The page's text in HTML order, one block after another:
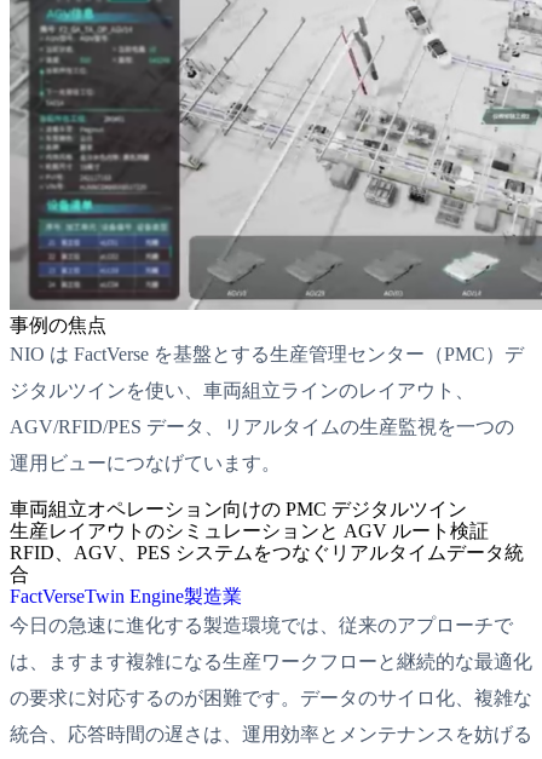
事例の焦点
NIO は FactVerse を基盤とする生産管理センター（PMC）デ
ジタルツインを使い、車両組立ラインのレイアウト、
AGV/RFID/PES データ、リアルタイムの生産監視を一つの
運用ビューにつなげています。
車両組立オペレーション向けの PMC デジタルツイン
生産レイアウトのシミュレーションと AGV ルート検証
RFID、AGV、PES システムをつなぐリアルタイムデータ統
合
FactVerseTwin Engine製造業
今日の急速に進化する製造環境では、従来のアプローチで
は、ますます複雑になる生産ワークフローと継続的な最適化
の要求に対応するのが困難です。データのサイロ化、複雑な
統合、応答時間の遅さは、運用効率とメンテナンスを妨げる